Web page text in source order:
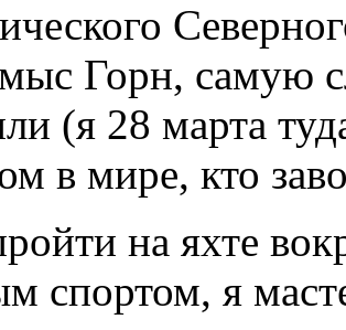
мыс Горн, самую
(я 28 марта
в мире, кто
на яхте
спортом, я